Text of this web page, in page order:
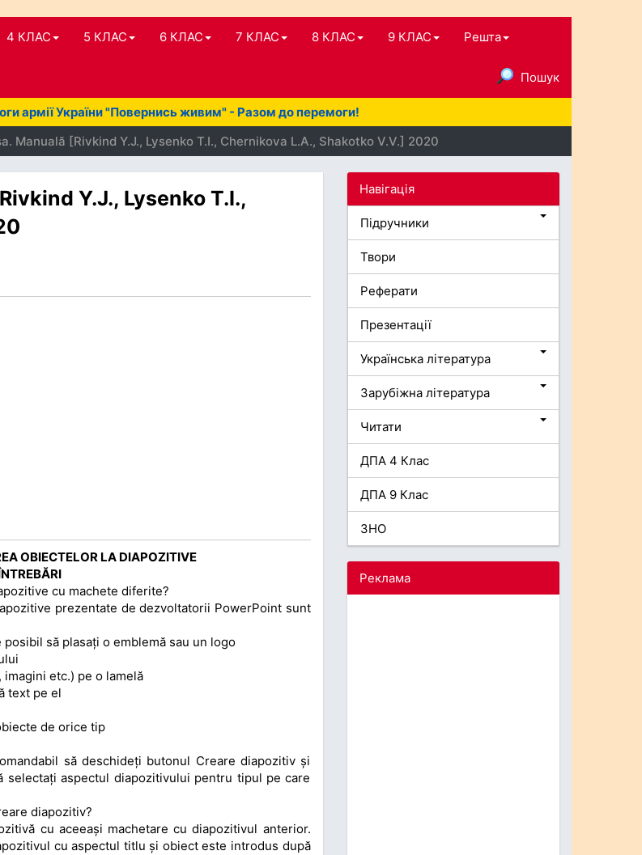
4 КЛАС 5 КЛАС 6 КЛАС 7 КЛАС 8 КЛАС 9 КЛАС Решта
Пошук
армії України "Повернись живим" - Разом до перемоги!
Manuală [Rivkind Y.J., Lysenko T.I., Chernikova L.A., Shakotko V.V.] 2020
Y.J., Lysenko T.I.,
OBIECTELOR LA DIAPOZITIVE
cu machete diferite?
prezentate de dezvoltatorii PowerPoint sunt
să plasați o emblemă sau un logo
etc.) pe o lamelă
text pe el
de orice tip
să deschideți butonul Creare diapozitiv și
aspectul diapozitivului pentru tipul pe care
diapozitiv?
cu aceeași machetare cu diapozitivul anterior.
cu aspectul titlu și obiect este introdus după
Навігація
Підручники
Твори
Реферати
Презентації
Українська література
Зарубіжна література
Читати
ДПА 4 Клас
ДПА 9 Клас
ЗНО
Реклама